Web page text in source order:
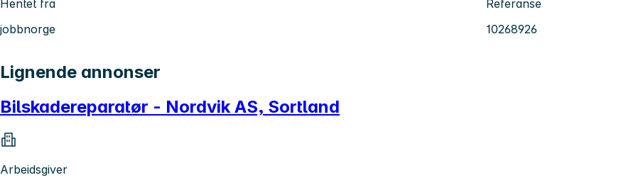
Hentet fra
jobbnorge
Referanse
10268926
Lignende annonser
Bilskadereparatør - Nordvik AS, Sortland
Arbeidsgiver